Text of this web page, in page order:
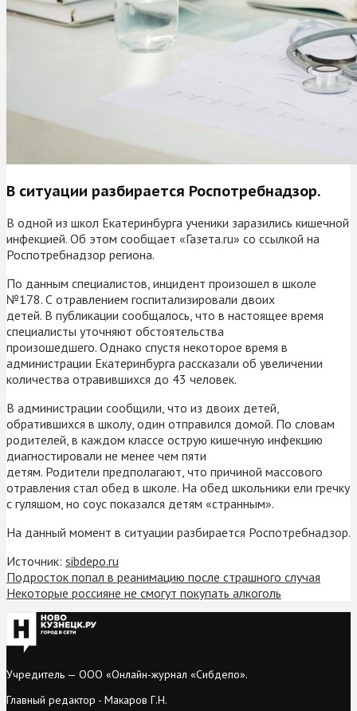
В ситуации разбирается Роспотребнадзор.
В одной из школ Екатеринбурга ученики заразились кишечной
инфекцией. Об этом сообщает «Газета.ru» со ссылкой на
Роспотребнадзор региона.
По данным специалистов, инцидент произошел в школе
№178. С отравлением госпитализировали двоих
детей. В публикации сообщалось, что в настоящее время
специалисты уточняют обстоятельства
произошедшего. Однако спустя некоторое время в
администрации Екатеринбурга рассказали об увеличении
количества отравившихся до 43 человек.
В администрации сообщили, что из двоих детей,
обратившихся в школу, один отправился домой. По словам
родителей, в каждом классе острую кишечную инфекцию
диагностировали не менее чем пяти
детям. Родители предполагают, что причиной массового
отравления стал обед в школе. На обед школьники ели гречку
с гуляшом, но соус показался детям «странным».
На данный момент в ситуации разбирается Роспотребнадзор.
Источник: sibdepo.ru
Подросток попал в реанимацию после страшного случая
Некоторые россияне не смогут покупать алкоголь
Учредитель — ООО «Онлайн-журнал «Сибдепо».
Главный редактор - Макаров Г.Н.